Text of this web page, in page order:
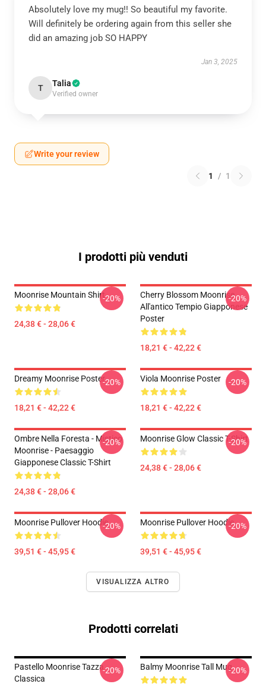
Absolutely love my mug!! So beautiful my favorite.
Will definitely be ordering again from this seller she
did an amazing job SO HAPPY
Jan 3, 2025
T Talia
Verified owner
Write your review
1 / 1
I prodotti più venduti
Moonrise Mountain Shirt
24,38 € - 28,06 €
-20%
Cherry Blossom Moonrise
All'antico Tempio Giapponese
Poster
18,21 € - 42,22 €
-20%
Dreamy Moonrise Poster
18,21 € - 42,22 €
-20% Viola Moonrise Poster
18,21 € - 42,22 €
-20%
Ombre Nella Foresta - Mistico
Moonrise - Paesaggio
Giapponese Classic T-Shirt
24,38 € - 28,06 €
-20% Moonrise Glow Classic T-Shirt
24,38 € - 28,06 €
-20%
Moonrise Pullover Hoodie
39,51 € - 45,95 €
-20% Moonrise Pullover Hoodie
39,51 € - 45,95 €
-20%
VISUALIZZA ALTRO
Prodotti correlati
Pastello Moonrise Tazza
Classica
-20% Balmy Moonrise Tall Mug-20%